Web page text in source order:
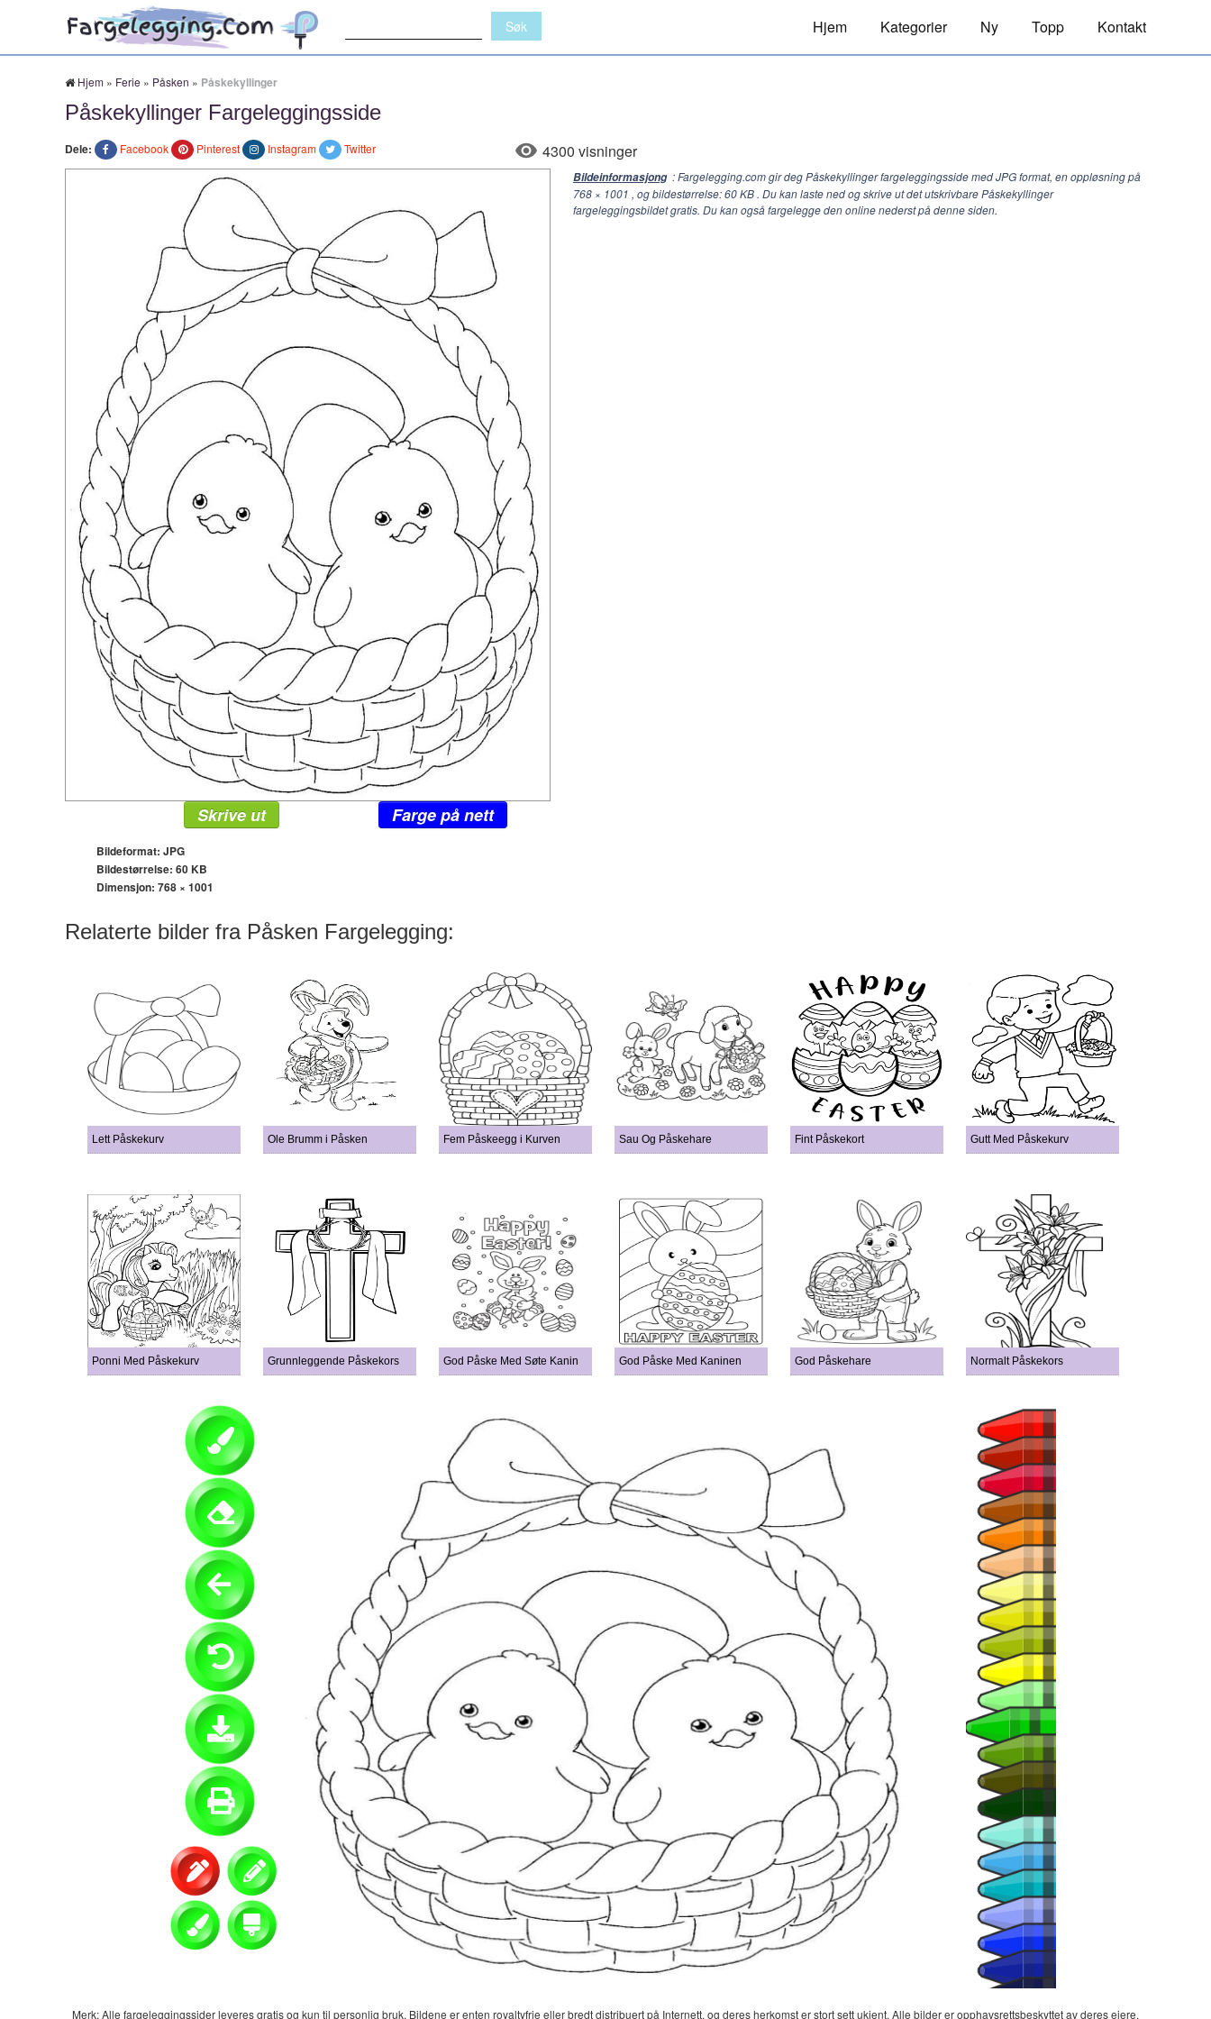
Hjem Kategorier Ny Topp Kontakt
Hjem » Ferie » Påsken » Påskekyllinger
Påskekyllinger Fargeleggingsside
Dele: Facebook Pinterest Instagram Twitter 4300 visninger
Bildeinformasjong : Fargelegging.com gir deg Påskekyllinger fargeleggingsside med JPG format, en oppløsning på
768 × 1001 , og bildestørrelse: 60 KB . Du kan laste ned og skrive ut det utskrivbare Påskekyllinger
fargeleggingsbildet gratis. Du kan også fargelegge den online nederst på denne siden.
Skrive ut Farge på nett
Bildeformat: JPG
Bildestørrelse: 60 KB
Dimensjon: 768 × 1001
Relaterte bilder fra Påsken Fargelegging:
Lett Påskekurv Ole Brumm i Påsken Fem Påskeegg i Kurven Sau Og Påskehare Fint Påskekort Gutt Med Påskekurv
Ponni Med Påskekurv Grunnleggende Påskekors God Påske Med Søte Kanin God Påske Med Kaninen God Påskehare Normalt Påskekors
Merk: Alle fargeleggingssider leveres gratis og kun til personlig bruk. Bildene er enten royaltyfrie eller bredt distribuert på Internett, og deres herkomst er stort sett ukjent. Alle bilder er opphavsrettsbeskyttet av deres eiere.